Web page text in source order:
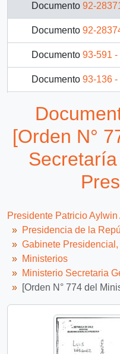
Documento 92-28371 -
Documento 92-28374 -
Documento 93-591 -
Documento 93-136 -
54 más...
[Orden N°
Presidente Patricio
Presidencia de la
Gabinete
Ministerios
Ministerio Secretaria
[Orden N° 774 del